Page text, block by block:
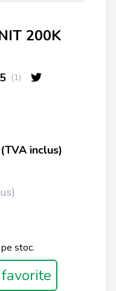
200K
5 (1)
inclus)
stoc.